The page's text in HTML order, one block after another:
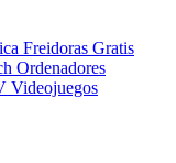
Freidoras Gratis
Ordenadores
Videojuegos